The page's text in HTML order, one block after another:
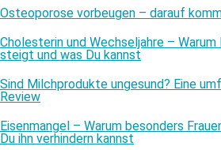
Osteoporose vorbeugen – darauf
Cholesterin und Wechseljahre –
steigt und was Du kannst
Sind Milchprodukte ungesund? Eine
Review
Eisenmangel – Warum besonders
Du ihn verhindern kannst